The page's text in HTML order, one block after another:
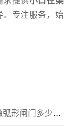
。专注服务，始
钱一平_安装指导